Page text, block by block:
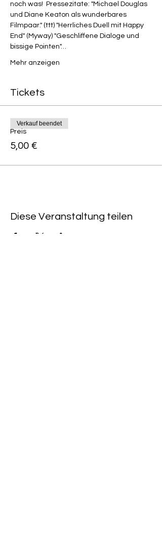
noch was!  Pressezitate: "Michael Douglas
und Diane Keaton als wunderbares
Filmpaar." (ttt) "Herrliches Duell mit Happy
End" (Myway) "Geschliffene Dialoge und
bissige Pointen"…
Mehr anzeigen
Tickets
Preis
5,00 €
Verkauf beendet
Diese Veranstaltung teilen